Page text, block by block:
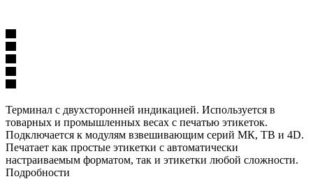
Терминал с двухсторонней индикацией. Используется в
товарных и промышленных весах с печатью этикеток.
Подключается к модулям взвешивающим серий МК, TB и 4D.
Печатает как простые этикетки с автоматически
настраиваемым форматом, так и этикетки любой сложности.
Подробности